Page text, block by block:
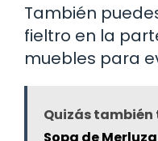
También
fieltro en la
muebles para
Quizás también
Sopa de